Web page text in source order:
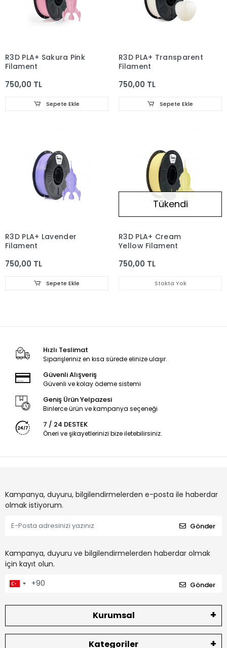
R3D PLA+ Sakura Pink
Filament
750,00 TL
Sepete Ekle
R3D PLA+ Transparent
Filament
750,00 TL
Sepete Ekle
R3D PLA+ Lavender
Filament
750,00 TL
Sepete Ekle
Tükendi
R3D PLA+ Cream
Yellow Filament
750,00 TL
Stokta Yok
Hızlı Teslimat
Siparişleriniz en kısa sürede elinize ulaşır.
Güvenli Alışveriş
Güvenli ve kolay ödeme sistemi
Geniş Ürün Yelpazesi
Binlerce ürün ve kampanya seçeneği
7 / 24 DESTEK
Öneri ve şikayetlerinizi bize iletebilirsiniz.
Kampanya, duyuru, bilgilendirmelerden e-posta ile haberdar
olmak istiyorum.
Gönder
Kampanya, duyuru ve bilgilendirmelerden haberdar olmak
için kayıt olun.
Gönder
Kurumsal
Kategoriler